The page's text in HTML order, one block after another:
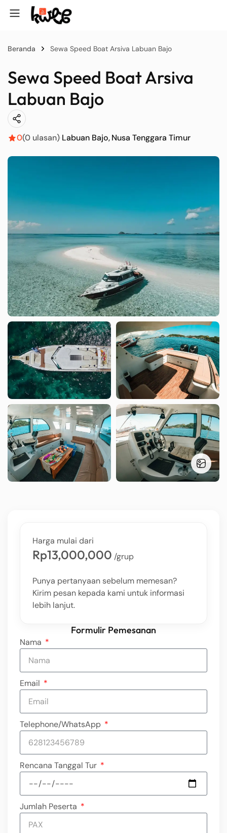
Beranda Sewa Speed Boat Arsiva Labuan Bajo
Sewa Speed Boat Arsiva
Labuan Bajo
0(0 ulasan) Labuan Bajo Nusa Tenggara Timur
Harga mulai dari
Rp13,000,000 /grup
Punya pertanyaan sebelum memesan?
Kirim pesan kepada kami untuk informasi
lebih lanjut.
Formulir Pemesanan
Nama
Email
Telephone/WhatsApp
Rencana Tanggal Tur
Jumlah Peserta